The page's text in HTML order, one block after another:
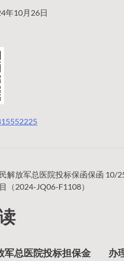
年10月26日
解放军总医院投标保函保函 10/
（2024-JQ06-F1108）
军总医院投标担保金
办